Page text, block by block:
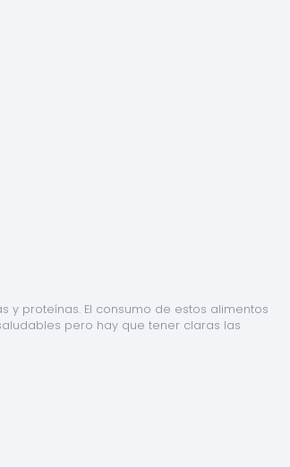
y proteínas. El consumo de estos alimentos
pero hay que tener claras las